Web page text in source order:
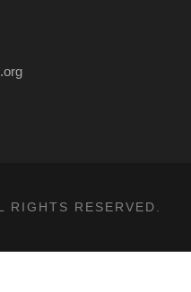
RIGHTS RESERVED.